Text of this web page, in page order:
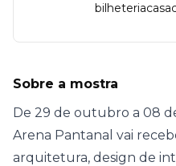
Sobre a mostra
De 29 de outubro a 08
Arena Pantanal vai
arquitetura, design de